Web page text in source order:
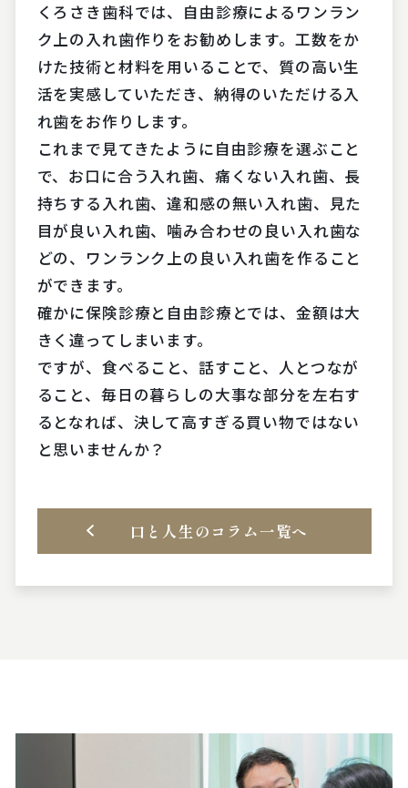
くろさき歯科では、自由診療によるワンラン
ク上の入れ歯作りをお勧めします。工数をか
けた技術と材料を用いることで、質の高い生
活を実感していただき、納得のいただける入
れ歯をお作りします。
これまで見てきたように自由診療を選ぶこと
で、お口に合う入れ歯、痛くない入れ歯、長
持ちする入れ歯、違和感の無い入れ歯、見た
目が良い入れ歯、噛み合わせの良い入れ歯な
どの、ワンランク上の良い入れ歯を作ること
ができます。
確かに保険診療と自由診療とでは、金額は大
きく違ってしまいます。
ですが、食べること、話すこと、人とつなが
ること、毎日の暮らしの大事な部分を左右す
るとなれば、決して高すぎる買い物ではない
と思いませんか？
口と人生のコラム一覧へ